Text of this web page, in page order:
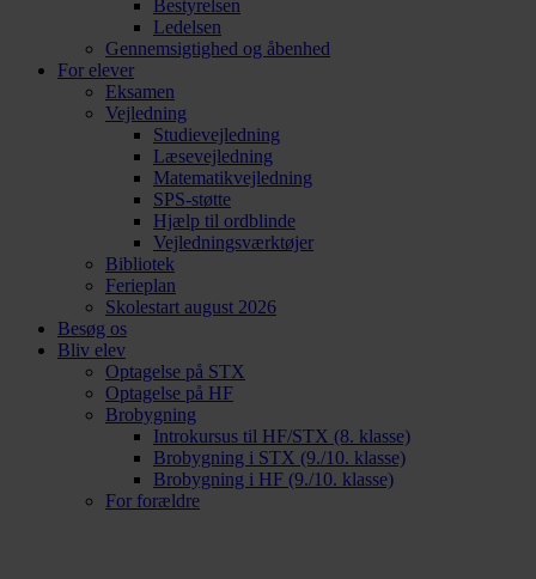
Bestyrelsen
Ledelsen
Gennemsigtighed og åbenhed
For elever
Eksamen
Vejledning
Studievejledning
Læsevejledning
Matematikvejledning
SPS-støtte
Hjælp til ordblinde
Vejledningsværktøjer
Bibliotek
Ferieplan
Skolestart august 2026
Besøg os
Bliv elev
Optagelse på STX
Optagelse på HF
Brobygning
Introkursus til HF/STX (8. klasse)
Brobygning i STX (9./10. klasse)
Brobygning i HF (9./10. klasse)
For forældre